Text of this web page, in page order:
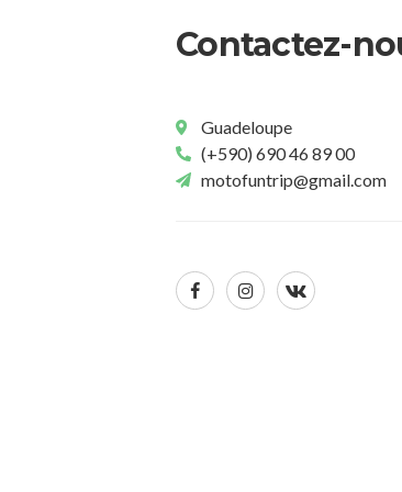
Contactez-
Guadeloupe
(+590) 690 46 89 00
motofuntrip@gmail.com